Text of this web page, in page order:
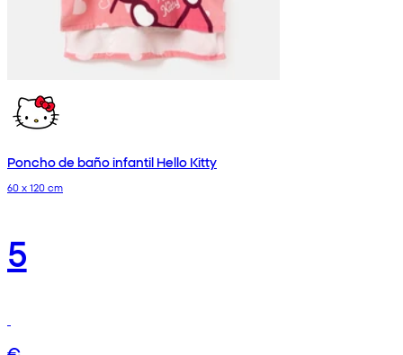
Poncho de baño infantil Hello Kitty
60 x 120 cm
5